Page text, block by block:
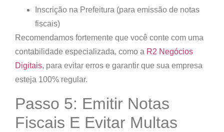
Inscrição na Prefeitura (para emissão de notas
fiscais)
Recomendamos fortemente que você conte com uma
contabilidade especializada, como a R2 Negócios
Digitais, para evitar erros e garantir que sua empresa
esteja 100% regular.
Passo 5: Emitir Notas
Fiscais E Evitar Multas